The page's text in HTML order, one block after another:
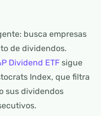
busca empresas
de dividendos.
Dividend ETF sigue
Index, que filtra
sus dividendos